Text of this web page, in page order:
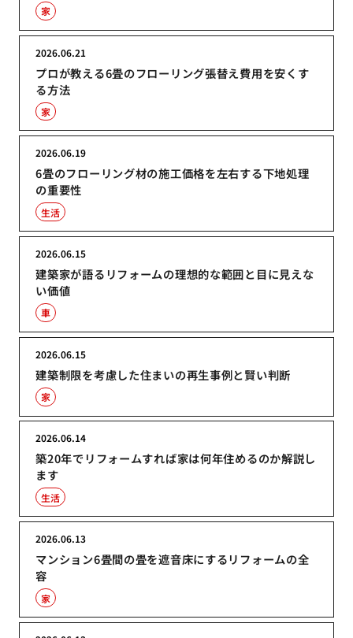
家
プロが教える6畳のフローリング張替え費用を安くす
る方法
2026.06.21
家
6畳のフローリング材の施工価格を左右する下地処理
の重要性
2026.06.19
生活
建築家が語るリフォームの理想的な範囲と目に見えな
い価値
2026.06.15
車
建築制限を考慮した住まいの再生事例と賢い判断
2026.06.15
家
築20年でリフォームすれば家は何年住めるのか解説し
ます
2026.06.14
生活
マンション6畳間の畳を遮音床にするリフォームの全
容
2026.06.13
家